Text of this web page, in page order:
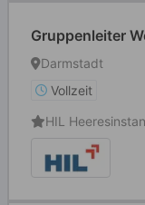
Gruppenleiter
Darmstadt
Vollzeit
HIL